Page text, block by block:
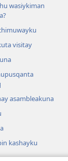
wasiykiman
visitay
asambleakuna
kashayku